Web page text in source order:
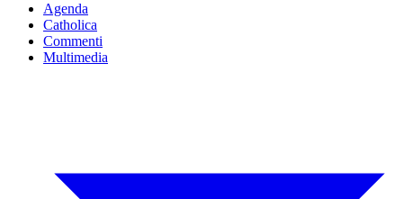
Agenda
Catholica
Commenti
Multimedia